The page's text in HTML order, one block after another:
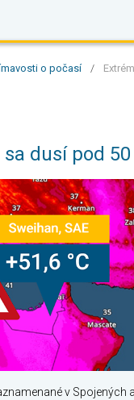
o počasí /
dusí pod 50
v Spojených